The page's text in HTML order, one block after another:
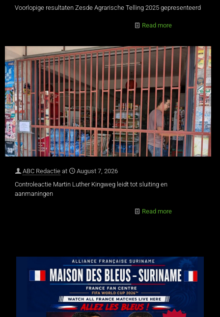
Voorlopige resultaten Zesde Agrarische Telling 2025 gepresenteerd
Read more
ABC Redactie at
August 7, 2026
Controleactie Martin Luther Kingweg leidt tot sluiting en
aanmaningen
Read more